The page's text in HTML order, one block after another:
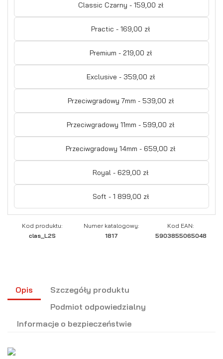
Classic Czarny - 159,00 zł
Practic - 169,00 zł
Premium - 219,00 zł
Exclusive - 359,00 zł
Przeciwgradowy 7mm - 539,00 zł
Przeciwgradowy 11mm - 599,00 zł
Przeciwgradowy 14mm - 659,00 zł
Royal - 629,00 zł
Soft - 1 899,00 zł
Kod produktu:
clas_L2S
Numer katalogowy:
1817
Kod EAN:
5903855065048
Opis
Szczegóły produktu
Podmiot odpowiedzialny
Informacje o bezpieczeństwie